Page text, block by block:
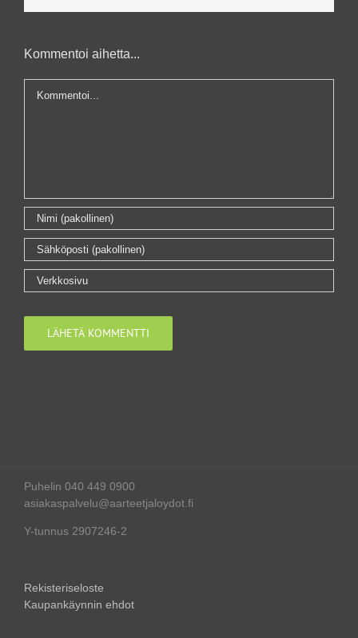
Kommentoi aihetta...
Puhelin 040 449 0900
asiakaspalvelu@aarteetjaloydot.fi
Y-tunnus 2907246-2
Rekisteriseloste
Kaupankäynnin ehdot